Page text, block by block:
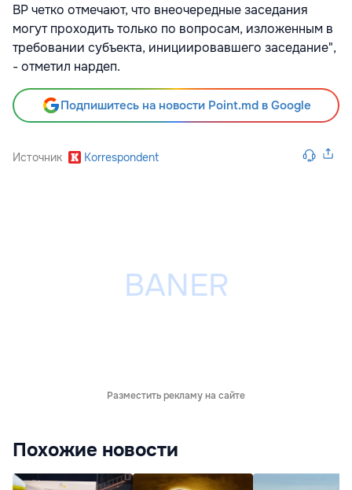
ВР четко отмечают, что внеочередные заседания
могут проходить только по вопросам, изложенным в
требовании субъекта, инициировавшего заседание",
- отметил нардеп.
Подпишитесь на новости Point.md в Google
Источник Korrespondent
Разместить рекламу на сайте
Похожие новости